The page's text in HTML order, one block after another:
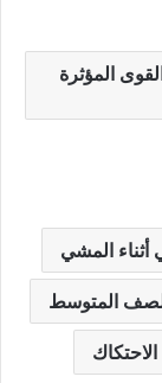
المؤثرة
أثناء المشي
المتوسط